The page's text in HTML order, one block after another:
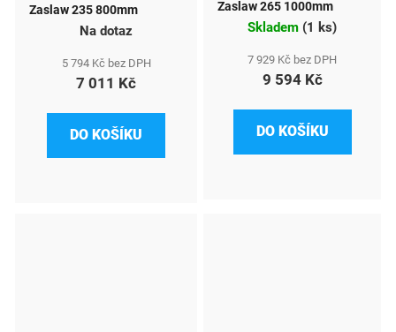
Zaslaw 235 800mm
Na dotaz
5 794 Kč bez DPH
7 011 Kč
DO KOŠÍKU
Zaslaw 265 1000mm
Skladem (1 ks)
7 929 Kč bez DPH
9 594 Kč
DO KOŠÍKU